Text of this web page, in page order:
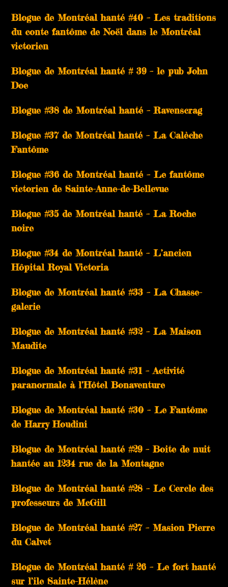
Blogue de Montréal hanté #40 – Les traditions
du conte fantôme de Noël dans le Montréal
victorien
Blogue de Montréal hanté # 39 – le pub John
Doe
Blogue #38 de Montréal hanté – Ravenscrag
Blogue #37 de Montréal hanté – La Calèche
Fantôme
Blogue #36 de Montréal hanté – Le fantôme
victorien de Sainte-Anne-de-Bellevue
Blogue #35 de Montréal hanté – La Roche
noire
Blogue #34 de Montréal hanté – L’ancien
Hôpital Royal Victoria
Blogue de Montréal hanté #33 – La Chasse-
galerie
Blogue de Montréal hanté #32 – La Maison
Maudite
Blogue de Montréal hanté #31 – Activité
paranormale à l’Hôtel Bonaventure
Blogue de Montréal hanté #30 – Le Fantôme
de Harry Houdini
Blogue de Montréal hanté #29 – Boite de nuit
hantée au 1234 rue de la Montagne
Blogue de Montréal hanté #28 – Le Cercle des
professeurs de McGill
Blogue de Montréal hanté #27 – Masion Pierre
du Calvet
Blogue de Montréal hanté # 26 – Le fort hanté
sur l’ile Sainte-Hélène